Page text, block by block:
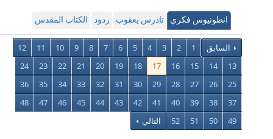
انطونيوس فكري تادرس يعقوب ردود الكتاب المقدس
السابق 1
2
3
4
5
6
7
8
9
10
11
12
13
14
15
16
17
18
19
20
21
22
23
24
25
26
27
28
29
30
31
32
33
34
35
36
37
38
39
40
41
42
43
44
45
46
47
48
49
50
51
52 التالي